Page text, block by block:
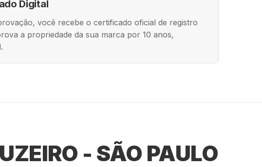
Digital
você recebe o certificado oficial de registro
a propriedade da sua marca por 10 anos,
- SÃO PAULO